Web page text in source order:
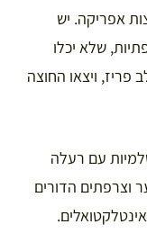
אפריקה. יש
שלא יכלו
ויצאו החוצה
עם רעלה
וצרפתים הדורים